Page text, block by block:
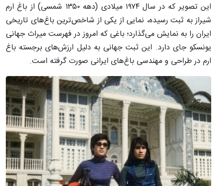
این تصویر که در سال ۱۹۷۴ میلادی (دهه ۱۳۵۰ شمسی) از باغ ارم
شیراز به ثبت رسیده، نمایی از یکی از شاخص‌ترین باغ‌های تاریخی
ایران را به نمایش می‌گذارد؛ باغی که امروز در فهرست میراث جهانی
یونسکو جای دارد. این ثبت جهانی به دلیل ارزش‌های برجسته باغ
ارم در طراحی و مهندسی باغ‌های ایرانی صورت گرفته است.